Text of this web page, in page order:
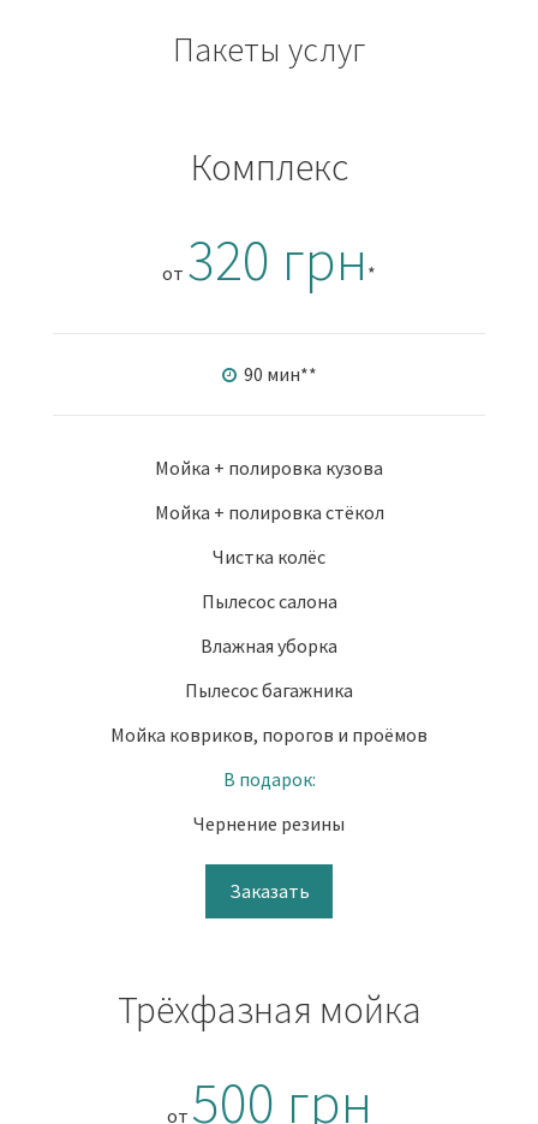
Пакеты услуг
Комплекс
от 320 грн *
90 мин**
Мойка + полировка кузова
Мойка + полировка стёкол
Чистка колёс
Пылесос салона
Влажная уборка
Пылесос багажника
Мойка ковриков, порогов и проёмов
В подарок:
Чернение резины
Заказать
Трёхфазная мойка
от 500 грн